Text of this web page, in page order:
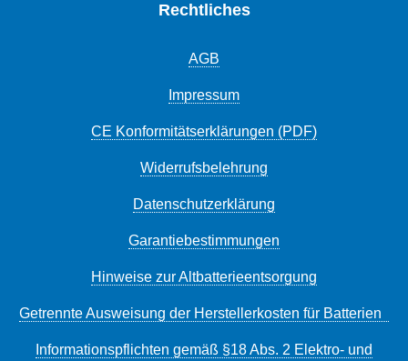
Rechtliches
AGB
Impressum
CE Konformitätserklärungen (PDF)
Widerrufsbelehrung
Datenschutzerklärung
Garantiebestimmungen
Hinweise zur Altbatterieentsorgung
Getrennte Ausweisung der Herstellerkosten für Batterien
Informationspflichten gemäß §18 Abs. 2 Elektro- und